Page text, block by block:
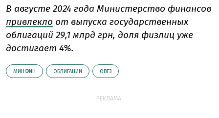
В августе 2024 года Министерство финансов
привлекло от выпуска государственных
облигаций 29,1 млрд грн, доля физлиц уже
достигает 4%.
МИНФИН ОБЛИГАЦИИ ОВГЗ
РЕКЛАМА: